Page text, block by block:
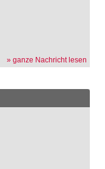
» ganze Nachricht lesen